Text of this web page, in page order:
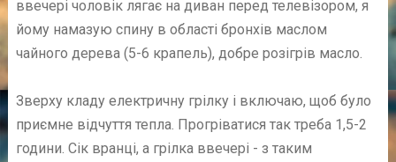
ввечері чоловік лягає на диван перед телевізором, я
йому намазую спину в області бронхів маслом
чайного дерева (5-6 крапель), добре розігрів масло.
Зверху кладу електричну грілку і включаю, щоб було
приємне відчуття тепла. Прогріватися так треба 1,5-2
години. Сік вранці, а грілка ввечері - з таким